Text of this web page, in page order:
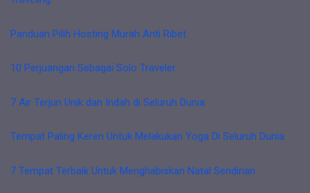
Panduan Pilih Hosting Murah Anti Ribet
10 Perjuangan Sebagai Solo Traveler
7 Air Terjun Unik dan Indah di Seluruh Dunia
Tempat Paling Keren Untuk Melakukan Yoga Di Seluruh Dunia
7 Tempat Terbaik Untuk Menghabiskan Natal Sendirian